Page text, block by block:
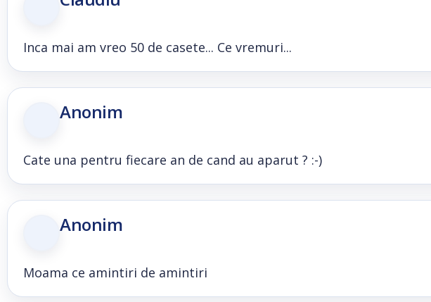
Inca mai am vreo 50 de casete... Ce vremuri...
Anonim
Cate una pentru fiecare an de cand au aparut ? :-)
Anonim
Moama ce amintiri de amintiri